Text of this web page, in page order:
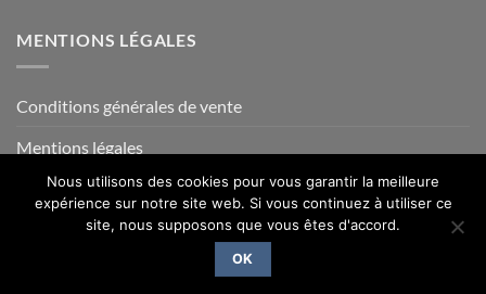
MENTIONS LÉGALES
Conditions générales de vente
Mentions légales
Visa PayPal MasterCardCredit
Copyright 2014- 2026 ©
Nous utilisons des cookies pour vous garantir la meilleure
expérience sur notre site web. Si vous continuez à utiliser ce
site, nous supposons que vous êtes d'accord.
OK